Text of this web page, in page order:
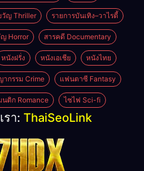
วัญ Thriller รายการบันเทิง–วาไรตี้
Horror สารคดี Documentary
หนังฝรั่ง หนังเอเชีย หนังไทย
ากรรม Crime แฟนตาซี Fantasy
นติก Romance ไซไฟ Sci-fi
รา: ThaiSeoLink